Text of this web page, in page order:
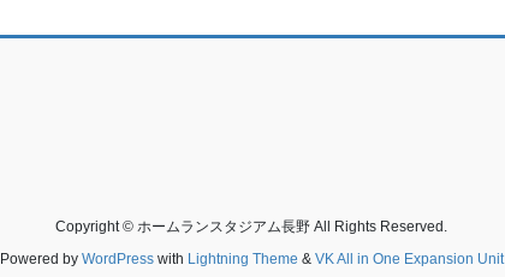
Copyright © ホームランスタジアム長野 All Rights Reserved.
Powered by WordPresswith Lightning Theme & VK All in One Expansion Unit